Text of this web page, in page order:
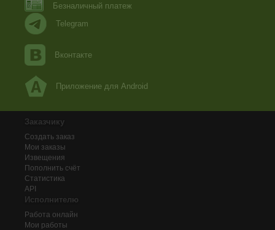
Безналичный платеж
Telegram
Вконтакте
Приложение для Android
Заказчику
Создать заказ
Мои заказы
Извещения
Пополнить счёт
Статистика
API
Исполнителю
Работа онлайн
Мои работы